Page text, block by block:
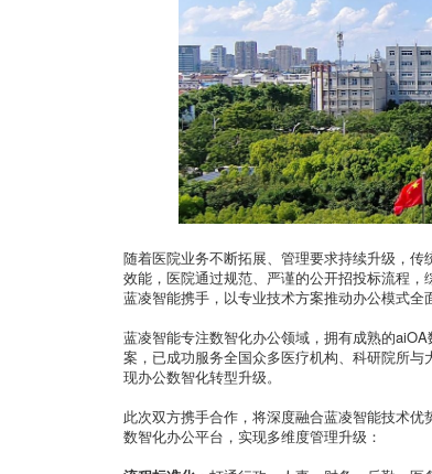
随着医院业务不断拓展、管理要求持续升级，
效能，医院通过规范、严谨的公开招投标流程
蓝凌智能携手，以专业技术方案推动办公模式全
蓝凌智能专注数智化办公领域，拥有成熟的
案，已成功服务全国众多医疗机构、科研院所
现办公数智化转型升级。
此次双方携手合作，将深度融合蓝凌智能技术
数智化办公平台，实现多维度管理升级：